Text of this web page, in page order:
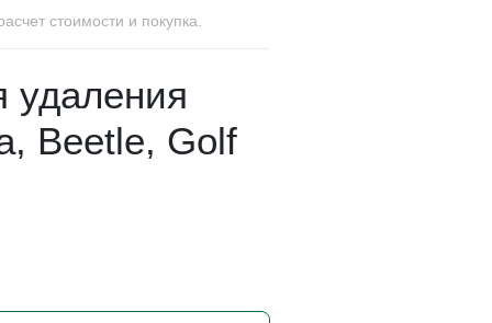
стоимости и покупка.
удаления
Beetle, Golf